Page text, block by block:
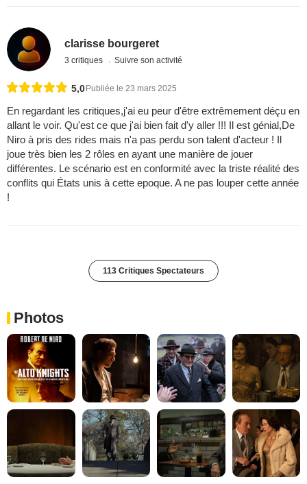
clarisse bourgeret
3 critiques Suivre son activité
5,0 Publiée le 23 mars 2025
En regardant les critiques,j'ai eu peur d'être extrêmement déçu en
allant le voir. Qu'est ce que j'ai bien fait d'y aller !!! Il est génial,De
Niro à pris des rides mais n'a pas perdu son talent d'acteur ! Il
joue très bien les 2 rôles en ayant une manière de jouer
différentes. Le scénario est en conformité avec la triste réalité des
conflits qui États unis à cette epoque. A ne pas louper cette année
!
113 Critiques Spectateurs
Photos